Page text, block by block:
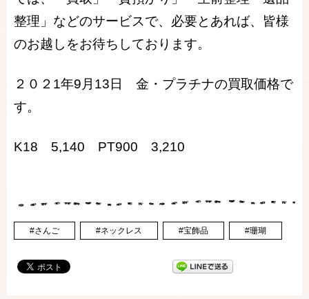
整理」などのサービスで、必要とあれば、皆様
のお越しをお待ちしております。
２０２1年9月13日 金・プラチナの買取価格で
す。
K18 5,140 PT900 3,210
#さんご #ネックレス #宝飾品 #珊瑚